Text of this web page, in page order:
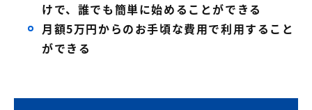
けで、誰でも簡単に始めることができる
月額5万円からのお手頃な費用で利用すること
ができる